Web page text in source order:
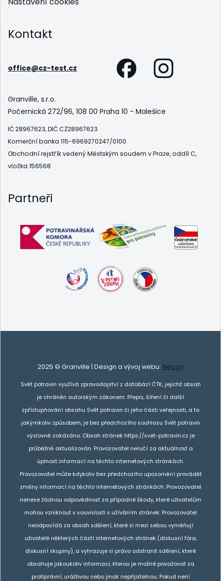
Kontakt
office@cz-test.cz
Granville, s.r.o.
Počernická 272/96, 108 00 Praha 10 - Malešice
IČ 28967623, DIČ CZ28967623
Komerční banka 115-6969270247/0100
Obchodní rejstřík vedený Městským soudem v Praze, oddíl C,
vložka 156568
Partneři
2025 © Granville | Design a vývoj webu: Neogy
Svět potravin využívá zpravodajství z databází ČTK, jejichž obsah
je chráněn autorským zákonem. Přepis, šíření či další
zpřístupňování obsahu Svět potravin či jeho části veřejnosti, a to
jakýmkoliv způsobem, je bez předchozího souhlasu Svět potravin
výslovně zakázáno. Obsah stránek https://svet-potravin.cz je
průběžně aktualizován. Provozovatel neručí za aktuálnost a
úplnost informací na těchto internetových stránkách.
Provozovatel může kdykoliv bez předchozího upozornění provádět
změny informací na těchto internetových stránkách. Provozovatel
nenese žádnou odpovědnost za případné škody, které uživatelům
mohou vzniknout v souvislosti s užíváním stránek. Provozovatel
neodpovídá za obsah sdělení, které si mezi sebou vyměňují
uživatelé některých částí internetových stránek (diskusní fóra,
diskusní skupiny), a vyhrazuje si právo odstranit sdělení, které
obsahuje jakoukoliv informaci, kterou je možné považovat za
protiprávní, urážlivou nebo jinak nepřijatelnou. Pokud není